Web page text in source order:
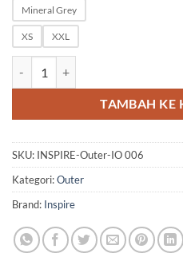
Mineral Grey
XS XXL
TAMBAH KE
SKU: INSPIRE-Outer-IO 006
Kategori:Outer
Brand: Inspire